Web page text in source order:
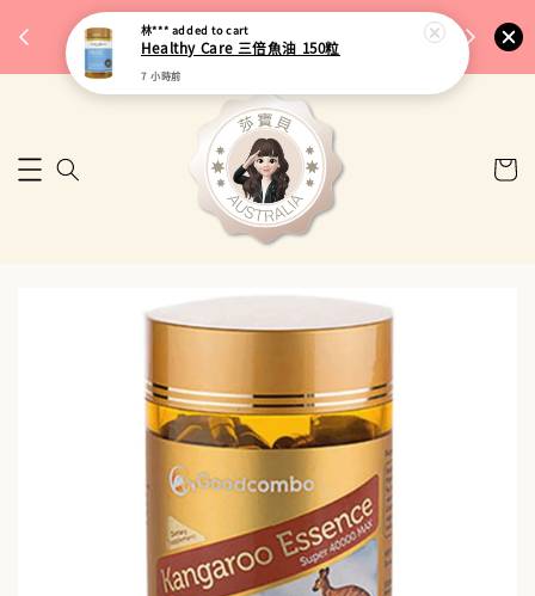
🎉 77購物節｜保健品滿額最低 91 折
來去逛逛
🚚 台
林*** added to cart
Healthy Care 三倍魚油 150粒
7 小時前